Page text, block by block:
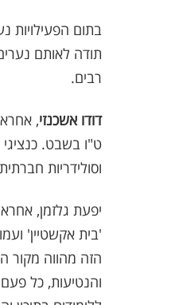
בתום הפעילויות
תודה לאותם
רבים.
דודו אשכנזי,
ט"ו בשבט.
וסולידריות
יפעת גלזמן,
'בית אקשטיין'
הזה מהווה מקור
והנטיעות, כל